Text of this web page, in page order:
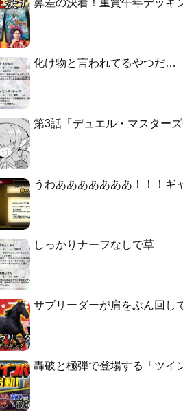
鼻差の決着！重賞午年デッキ
化け物と言われてるやつだ…
第3話「デュエル・マスターズ
うわあああああああ！！！ギ
しっかりナーフなしで草
サブリーダーが肩をぶん回し
轟破と極弾で登場する「ツイ